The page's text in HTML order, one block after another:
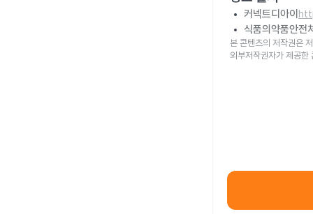
커넥트디아이
식품의약품안전
본 콘텐츠의 저작권은
외부저작권자가 제공한